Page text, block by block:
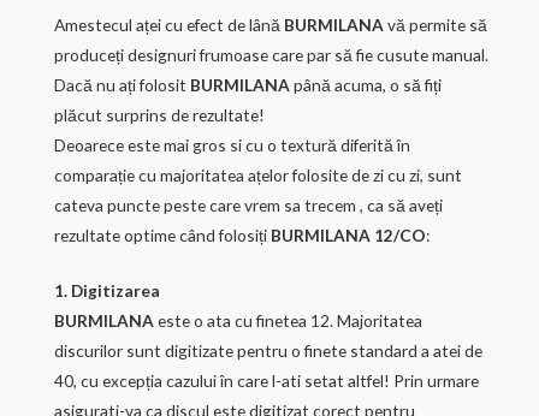
Amestecul aței cu efect de lână BURMILANAvă permite să
produceți designuri frumoase care par să fie cusute manual.
Dacă nu ați folosit BURMILANApână acuma, o să fiți
plăcut surprins de rezultate!
Deoarece este mai gros si cu o textură diferită în
comparație cu majoritatea ațelor folosite de zi cu zi, sunt
cateva puncte peste care vrem sa trecem , ca să aveți
rezultate optime când folosiți BURMILANA 12/CO:
1. Digitizarea
BURMILANAeste o ata cu finetea 12. Majoritatea
discurilor sunt digitizate pentru o finete standard a atei de
40, cu excepția cazului în care l-ati setat altfel! Prin urmare
asigurati-va ca discul este digitizat corect pentru